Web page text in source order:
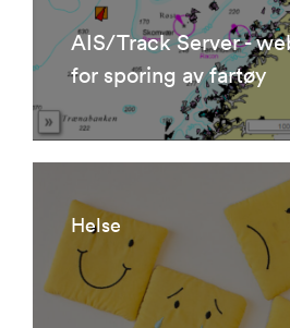
AIS/Track Server -
for sporing av fartøy
Helse